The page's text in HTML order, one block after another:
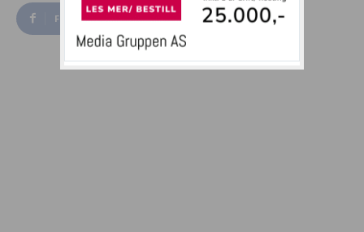
Facebook Twitter